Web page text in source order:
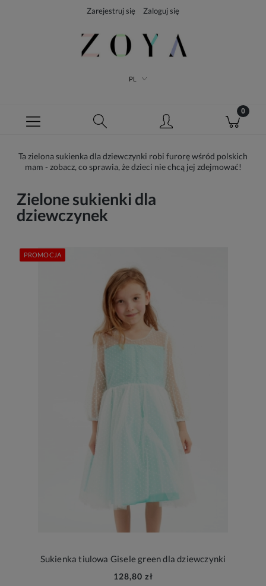
Zarejestruj się Zaloguj się
PL
Ta zielona sukienka dla dziewczynki robi furorę wśród polskich
mam - zobacz, co sprawia, że dzieci nie chcą jej zdejmować!
Zielone sukienki dla
dziewczynek
Sukienka tiulowa Gisele green dla dziewczynki
128,80 zł
PROMOCJA